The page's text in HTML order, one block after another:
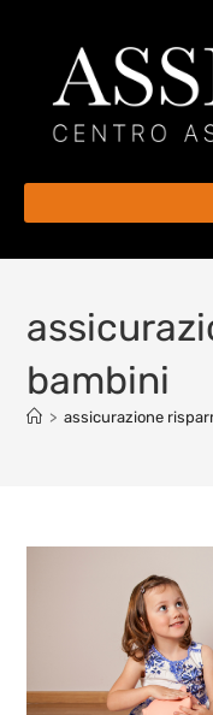
bambini
> assicurazione